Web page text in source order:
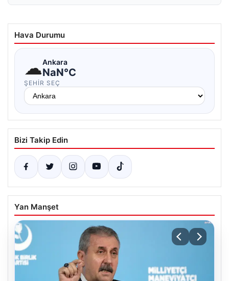
Hava Durumu
☁Ankara
NaN°C
ŞEHIR SEÇ
Bizi Takip Edin
Yan Manşet